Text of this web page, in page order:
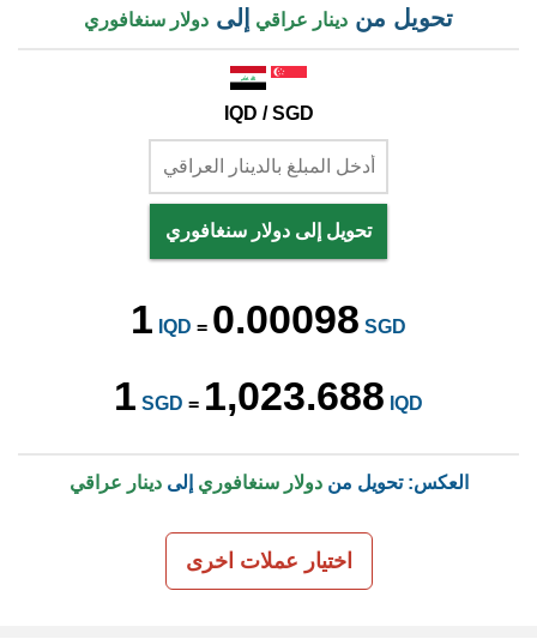
تحويل من دينار عراقي إلى دولار سنغافوري
IQD / SGD
تحويل إلى دولار سنغافوري
1 IQD = 0.00098 SGD
1 SGD = 1,023.688 IQD
العكس: تحويل مندولار سنغافوري إلىدينار عراقي
اختيار عملات اخرى